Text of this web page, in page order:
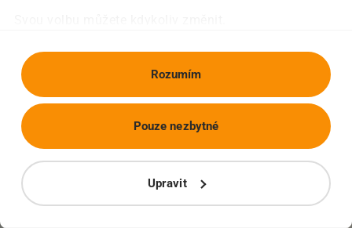
Rozumím
Upravit
Pouze nezbytné